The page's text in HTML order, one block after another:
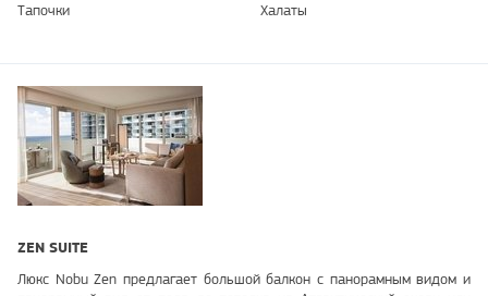
Тапочки Халаты
ZEN SUITE
Люкс Nobu Zen предлагает большой балкон с панорамным видом и